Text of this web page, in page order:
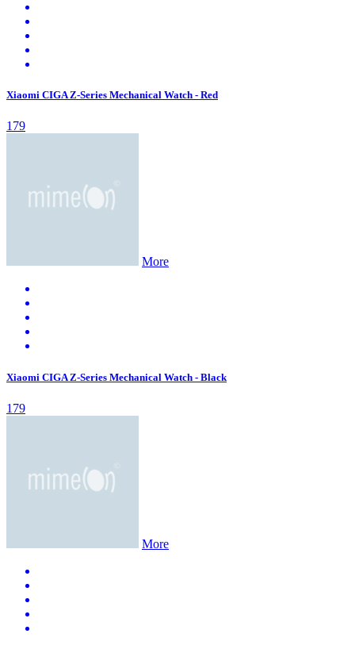
Xiaomi CIGA Z-Series Mechanical Watch - Red
179
More
Xiaomi CIGA Z-Series Mechanical Watch - Black
179
More